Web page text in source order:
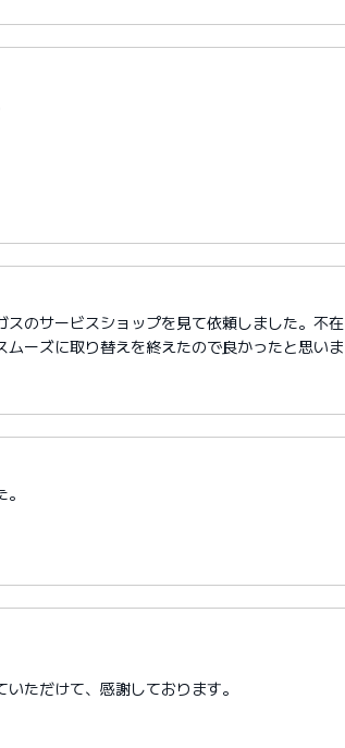
のサービスショップを見て依頼しました。不在
ーズに取り替えを終えたので良かったと思いま
ただけて、感謝しております。